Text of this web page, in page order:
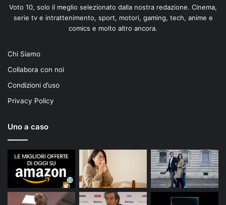
Voto 10, solo il meglio selezionato dalla nostra redazione. Cinema,
serie tv e intrattenimento, sport, motori, gaming, tech, anime e
comics e molto altro ancora.
Chi Siamo
Collabora con noi
Condizioni d’uso
Privacy Policy
Uno a caso